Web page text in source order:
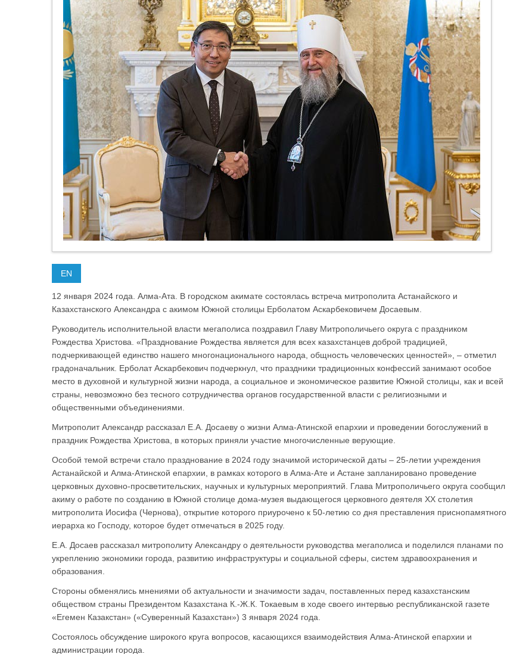
EN
12 января 2024 года. Алма-Ата. В городском акимате состоялась встреча митрополита Астанайского и
Казахстанского Александра с акимом Южной столицы Ерболатом Аскарбековичем Досаевым.
Руководитель исполнительной власти мегаполиса поздравил Главу Митрополичьего округа с праздником
Рождества Христова. «Празднование Рождества является для всех казахстанцев доброй традицией,
подчеркивающей единство нашего многонационального народа, общность человеческих ценностей», – отметил
градоначальник. Ерболат Аскарбекович подчеркнул, что праздники традиционных конфессий занимают особое
место в духовной и культурной жизни народа, а социальное и экономическое развитие Южной столицы, как и всей
страны, невозможно без тесного сотрудничества органов государственной власти с религиозными и
общественными объединениями.
Митрополит Александр рассказал Е.А. Досаеву о жизни Алма-Атинской епархии и проведении богослужений в
праздник Рождества Христова, в которых приняли участие многочисленные верующие.
Особой темой встречи стало празднование в 2024 году значимой исторической даты – 25-летии учреждения
Астанайской и Алма-Атинской епархии, в рамках которого в Алма-Ате и Астане запланировано проведение
церковных духовно-просветительских, научных и культурных мероприятий. Глава Митрополичьего округа сообщил
акиму о работе по созданию в Южной столице дома-музея выдающегося церковного деятеля ХХ столетия
митрополита Иосифа (Чернова), открытие которого приурочено к 50-летию со дня преставления приснопамятного
иерарха ко Господу, которое будет отмечаться в 2025 году.
Е.А. Досаев рассказал митрополиту Александру о деятельности руководства мегаполиса и поделился планами по
укреплению экономики города, развитию инфраструктуры и социальной сферы, систем здравоохранения и
образования.
Стороны обменялись мнениями об актуальности и значимости задач, поставленных перед казахстанским
обществом страны Президентом Казахстана К.-Ж.К. Токаевым в ходе своего интервью республиканской газете
«Егемен Казакстан» («Суверенный Казахстан») 3 января 2024 года.
Состоялось обсуждение широкого круга вопросов, касающихся взаимодействия Алма-Атинской епархии и
администрации города.